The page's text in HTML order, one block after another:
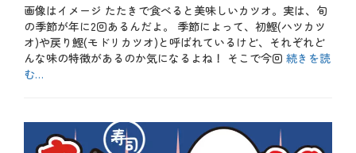
日
画像はイメージ たたきで食べると美味しいカツオ。実は、旬
の季節が年に2回あるんだよ。 季節によって、初鰹(ハツカツ
オ)や戻り鰹(モドリカツオ)と呼ばれているけど、それぞれど
んな味の特徴があるのか気になるよね！ そこで今回 続きを読
む…
ゴ
l